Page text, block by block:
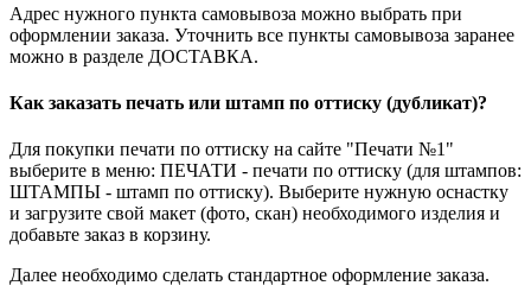
Адрес нужного пункта самовывоза можно выбрать при
оформлении заказа. Уточнить все пункты самовывоза заранее
можно в разделе ДОСТАВКА.
Как заказать печать или штамп по оттиску (дубликат)?
Для покупки печати по оттиску на сайте "Печати №1"
выберите в меню: ПЕЧАТИ - печати по оттиску (для штампов:
ШТАМПЫ - штамп по оттиску). Выберите нужную оснастку
и загрузите свой макет (фото, скан) необходимого изделия и
добавьте заказ в корзину.
Далее необходимо сделать стандартное оформление заказа.